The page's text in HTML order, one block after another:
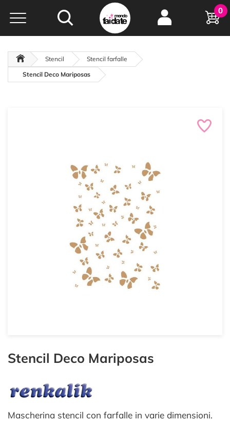
Hobby e
creatività...
oltre 15 anni online
0
Stencil
Stencil farfalle
Stencil Deco Mariposas
Stencil Deco Mariposas
Mascherina stencil con farfalle in varie dimensioni.